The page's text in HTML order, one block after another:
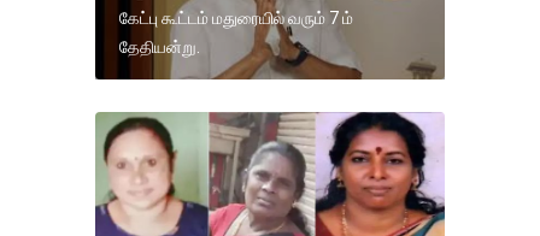
கேட்பு கூட்டம் மதுரையில் வரும் 7 ம்
தேதியன்று.